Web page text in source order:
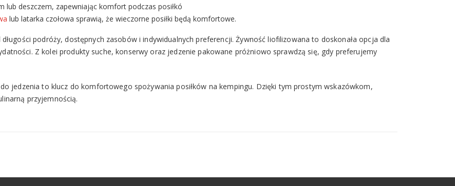
lub deszczem, zapewniając komfort podczas posiłkó
lub latarka czołowa sprawią, że wieczorne posiłki będą komfortowe.
podróży, dostępnych zasobów i indywidualnych preferencji. Żywność liofilizowana to doskonała opcja dla
Z kolei produkty suche, konserwy oraz jedzenie pakowane próżniowo sprawdzą się, gdy preferujemy
jedzenia to klucz do komfortowego spożywania posiłków na kempingu. Dzięki tym prostym wskazówkom,
przyjemnością.